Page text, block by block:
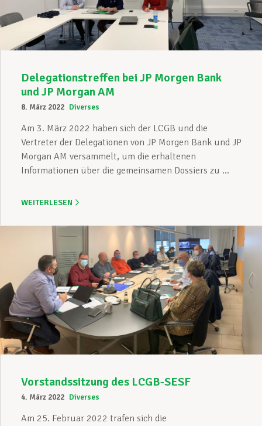
Delegationstreffen bei JP Morgen Bank
und JP Morgan AM
8. März 2022 Diverses
Am 3. März 2022 haben sich der LCGB und die
Vertreter der Delegationen von JP Morgen Bank und JP
Morgan AM versammelt, um die erhaltenen
Informationen über die gemeinsamen Dossiers zu ...
WEITERLESEN
Vorstandssitzung des LCGB-SESF
4. März 2022 Diverses
Am 25. Februar 2022 trafen sich die